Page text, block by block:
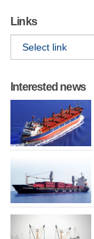
Links
Interested news